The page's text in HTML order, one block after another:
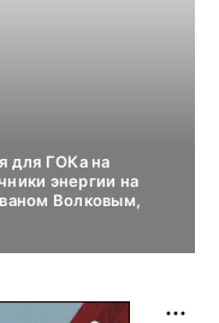
для ГОКа на
энергии на
Волковым,